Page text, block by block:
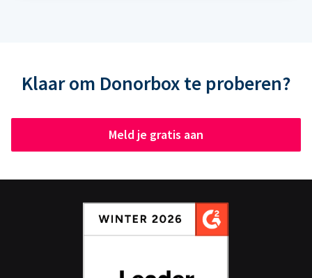
Klaar om Donorbox te proberen?
Meld je gratis aan